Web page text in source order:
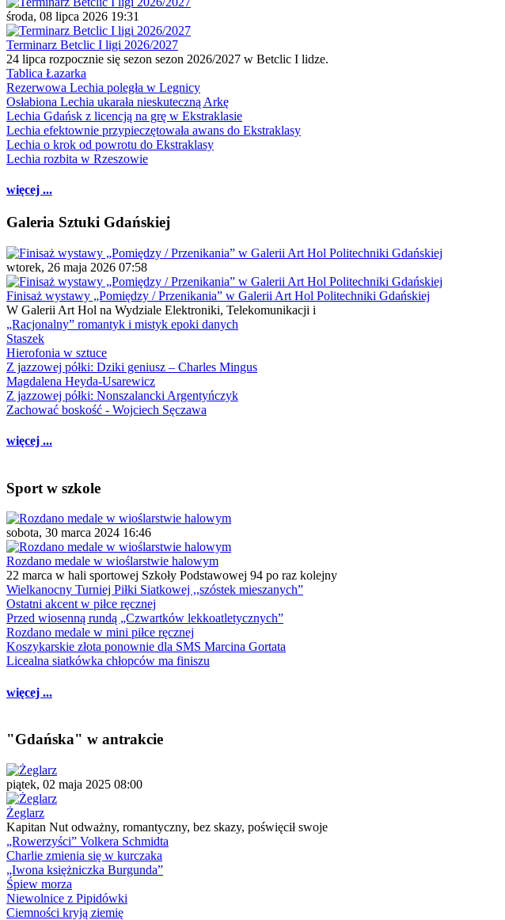
środa, 08 lipca 2026 19:31
Terminarz Betclic I ligi 2026/2027
24 lipca rozpocznie się sezon sezon 2026/2027 w Betclic I lidze.
Tablica Łazarka
Rezerwowa Lechia poległa w Legnicy
Osłabiona Lechia ukarała nieskuteczną Arkę
Lechia Gdańsk z licencją na grę w Ekstraklasie
Lechia efektownie przypieczętowała awans do Ekstraklasy
Lechia o krok od powrotu do Ekstraklasy
Lechia rozbita w Rzeszowie
więcej ...
Galeria Sztuki Gdańskiej
wtorek, 26 maja 2026 07:58
Finisaż wystawy „Pomiędzy / Przenikania” w Galerii Art Hol Politechniki Gdańskiej
W Galerii Art Hol na Wydziale Elektroniki, Telekomunikacji i
„Racjonalny” romantyk i mistyk epoki danych
Staszek
Hierofonia w sztuce
Z jazzowej półki: Dziki geniusz – Charles Mingus
Magdalena Heyda-Usarewicz
Z jazzowej półki: Nonszalancki Argentyńczyk
Zachować boskość - Wojciech Sęczawa
więcej ...
Sport w szkole
sobota, 30 marca 2024 16:46
Rozdano medale w wioślarstwie halowym
22 marca w hali sportowej Szkoły Podstawowej 94 po raz kolejny
Wielkanocny Turniej Piłki Siatkowej ,,szóstek mieszanych”
Ostatni akcent w piłce ręcznej
Przed wiosenną rundą „Czwartków lekkoatletycznych”
Rozdano medale w mini piłce ręcznej
Koszykarskie złota ponownie dla SMS Marcina Gortata
Licealna siatkówka chłopców ma finiszu
więcej ...
"Gdańska" w antrakcie
piątek, 02 maja 2025 08:00
Żeglarz
Kapitan Nut odważny, romantyczny, bez skazy, poświęcił swoje
„Rowerzyści” Volkera Schmidta
Charlie zmienia się w kurczaka
„Iwona księżniczka Burgunda”
Śpiew morza
Niewolnice z Pipidówki
Ciemności kryją ziemię